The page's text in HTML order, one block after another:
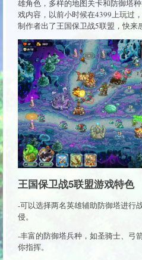
雄角色，多样的地图关卡和防御塔
戏内容，以前小时候在4399上玩过
制作者出了王国保卫战5联盟，快来
王国保卫战5联盟游戏特色
-可以选择两名英雄辅助防御塔进行
侵。
-丰富的防御塔兵种，如圣骑士、弓
你指挥。